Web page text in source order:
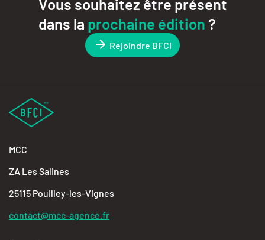
Vous souhaitez être présent
dans la prochaine édition?
Rejoindre BFCI
MCC
ZA Les Salines
25115 Pouilley-les-Vignes
contact@mcc-agence.fr